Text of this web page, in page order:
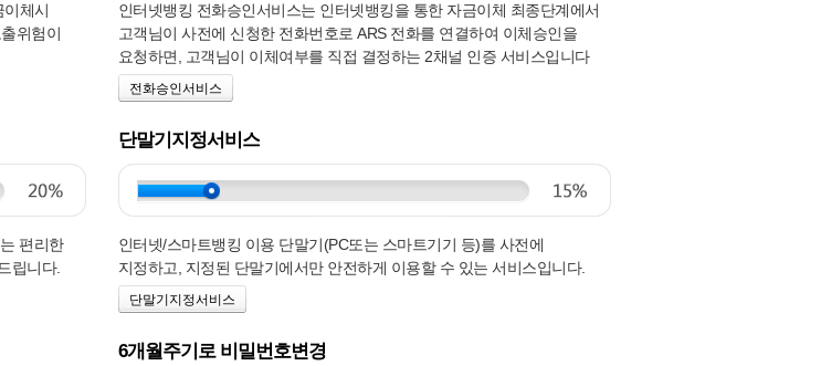
체시
위험이
인터넷뱅킹 전화승인서비스는 인터넷뱅킹을 통한 자금이체 최종단계에서
고객님이 사전에 신청한 전화번호로 ARS 전화를 연결하여 이체승인을
요청하면, 고객님이 이체여부를 직접 결정하는 2채널 인증 서비스입니다
전화승인서비스
편리한
립니다.
단말기지정서비스
인터넷/스마트뱅킹 이용 단말기(PC또는 스마트기기 등)를 사전에
지정하고, 지정된 단말기에서만 안전하게 이용할 수 있는 서비스입니다.
단말기지정서비스
6개월주기로 비밀번호변경